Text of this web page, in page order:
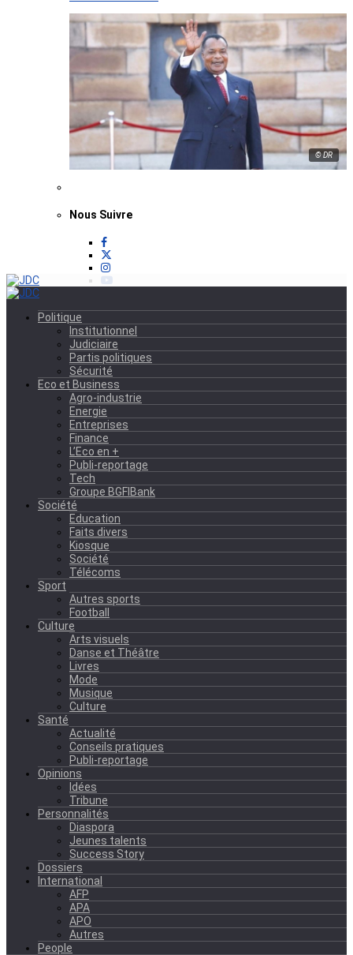
© DR
Nous Suivre
Politique
Institutionnel
Judiciaire
Partis politiques
Sécurité
Eco et Business
Agro-industrie
Energie
Entreprises
Finance
L’Eco en +
Publi-reportage
Tech
Groupe BGFIBank
Société
Education
Faits divers
Kiosque
Société
Télécoms
Sport
Autres sports
Football
Culture
Arts visuels
Danse et Théâtre
Livres
Mode
Musique
Culture
Santé
Actualité
Conseils pratiques
Publi-reportage
Opinions
Idées
Tribune
Personnalités
Diaspora
Jeunes talents
Success Story
Dossiers
International
AFP
APA
APO
Autres
People